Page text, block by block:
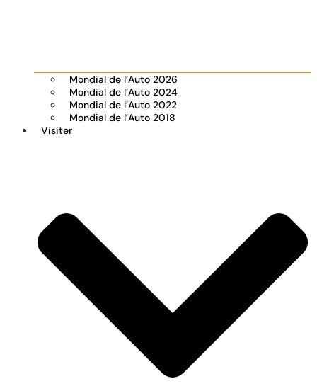
Mondial de l’Auto 2026
Mondial de l’Auto 2024
Mondial de l’Auto 2022
Mondial de l’Auto 2018
Visiter